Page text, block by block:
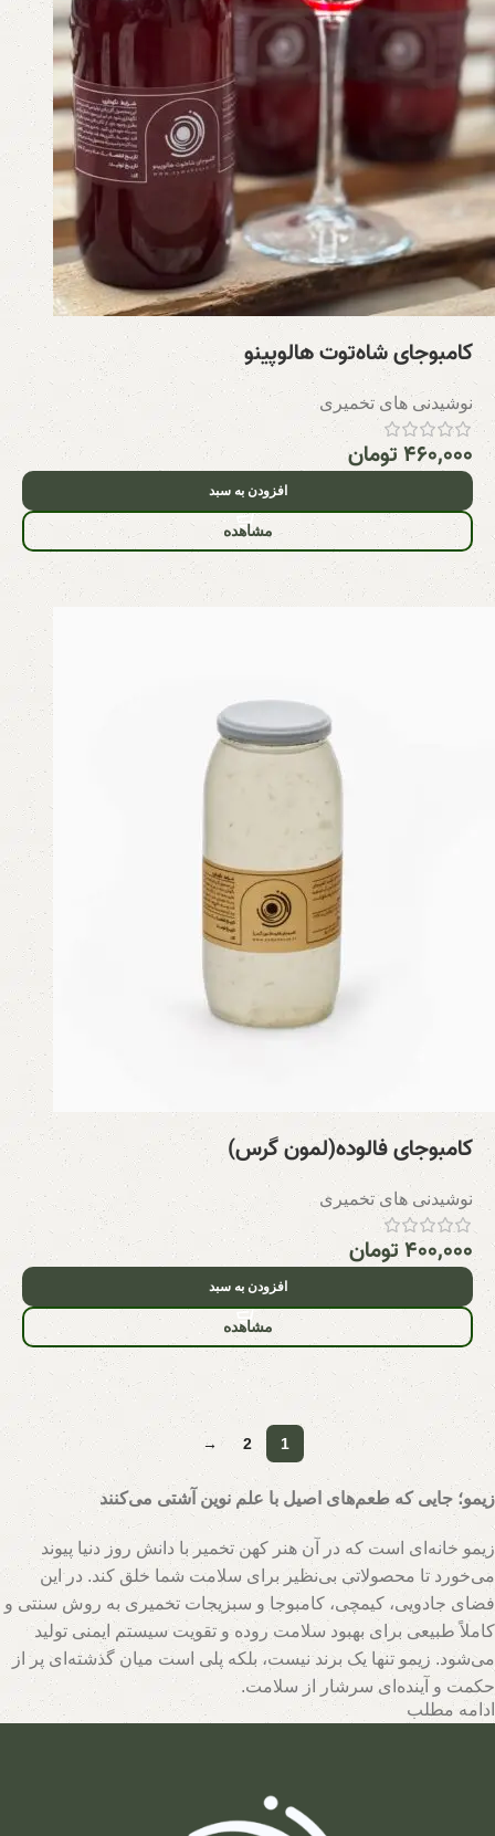
کامبوجای شاه‌توت هالوپینو
نوشیدنی های تخمیری
۴۶۰,۰۰۰تومان
افزودن به سبد
مشاهده
کامبوجای فالوده(لمون گرس)
نوشیدنی های تخمیری
۴۰۰,۰۰۰تومان
افزودن به سبد
مشاهده
1
2
→
زیمو؛ جایی که طعم‌های اصیل با علم نوین آشتی می‌کنند
زیمو خانه‌ای است که در آن هنر کهن تخمیر با دانش روز دنیا پیوند
می‌خورد تا محصولاتی بی‌نظیر برای سلامت شما خلق کند. در این
فضای جادویی، کیمچی، کامبوجا و سبزیجات تخمیری به روش سنتی و
کاملاً طبیعی برای بهبود سلامت روده و تقویت سیستم ایمنی تولید
می‌شود. زیمو تنها یک برند نیست، بلکه پلی است میان گذشته‌ای پر از
حکمت و آینده‌ای سرشار از سلامت.
می‌کند. اینجا جایی است که هر قطره سرکه سیب، هر برگ سبزی
تخمیری و هر جرعه نوشیدنی پروبیوتیک، داستانی از عشق به طبیعت و
ادامه مطلب